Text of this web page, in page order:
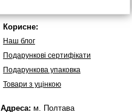
Корисне:
Наш блог
Подарункові сертифікати
Подарункова упаковка
Товари з уцінкою
Адреса: м. Полтава